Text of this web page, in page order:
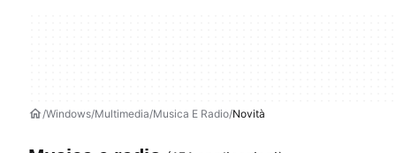
Windows Multimedia Musica E Radio Novità